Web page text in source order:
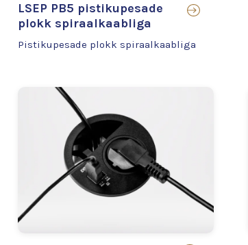
LSEP PB5 pistikupesade
plokk spiraalkaabliga
Pistikupesade plokk spiraalkaabliga